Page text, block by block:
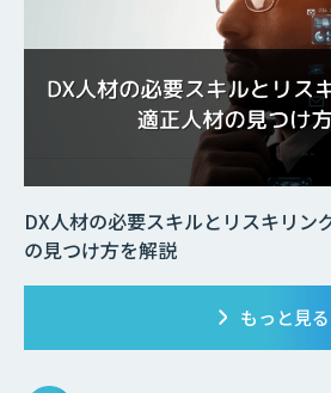
DX人材の必要スキルとリスキリン
の見つけ方を解説
もっと見る